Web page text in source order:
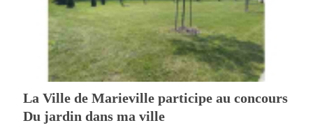
La Ville de Marieville participe au concours
Du jardin dans ma ville